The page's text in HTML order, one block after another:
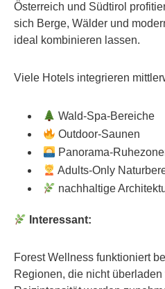
Österreich und Südtirol
sich Berge, Wälder und
ideal kombinieren lassen.
Viele Hotels integrieren
Wald-Spa-Bereiche
Outdoor-Saunen
Panorama-
Adults-Only
nachhaltige
Interessant:
Forest Wellness funktioniert
Regionen, die nicht